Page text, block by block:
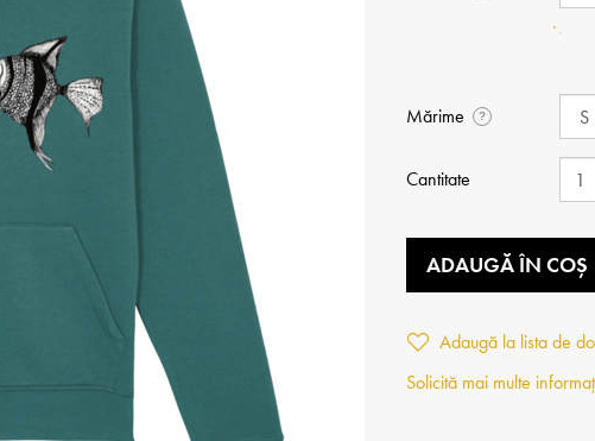
Mărime ?
Cantitate
ADAUGĂ ÎN COȘ
Adaugă la lista de
Solicită mai multe